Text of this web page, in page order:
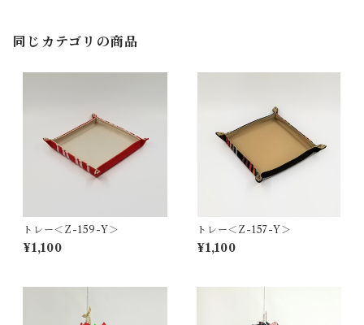
同じカテゴリの商品
トレー＜Z-159-Y＞
¥1,100
トレー＜Z-157-Y＞
¥1,100